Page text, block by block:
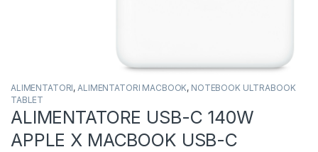
ALIMENTATORI,ALIMENTATORI MACBOOK, NOTEBOOK ULTRABOOK
TABLET
ALIMENTATORE USB-C 140W
APPLE X MACBOOK USB-C